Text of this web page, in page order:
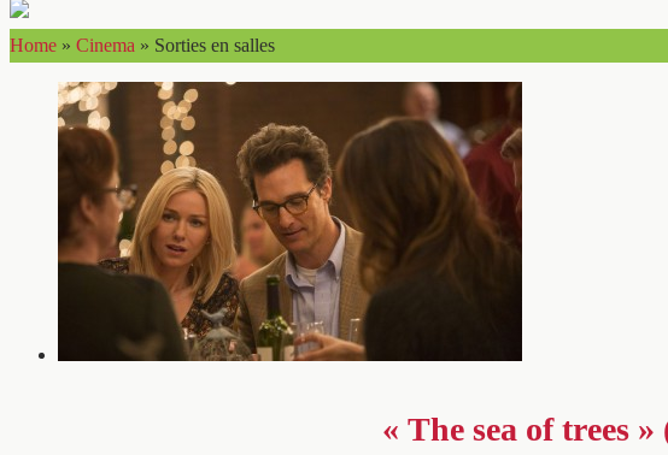
Home » Cinema » Sorties en salles
« The sea of trees